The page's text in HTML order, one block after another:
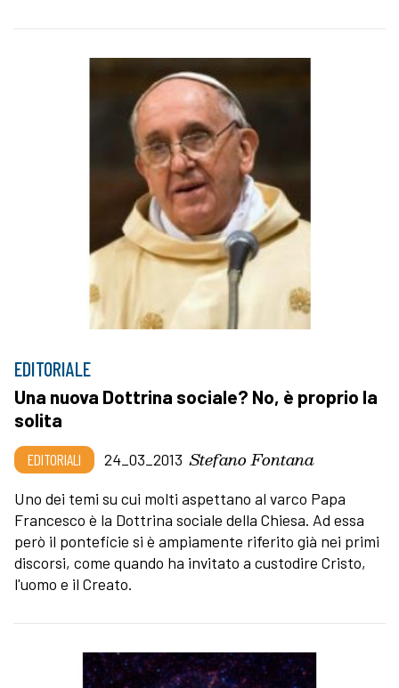
EDITORIALE
Una nuova Dottrina sociale? No, è proprio la
solita
EDITORIALI 24_03_2013 Stefano Fontana
Uno dei temi su cui molti aspettano al varco Papa
Francesco è la Dottrina sociale della Chiesa. Ad essa
però il ponteficie si è ampiamente riferito già nei primi
discorsi, come quando ha invitato a custodire Cristo,
l'uomo e il Creato.